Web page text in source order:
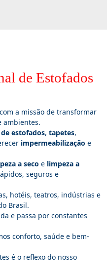
de Estofados
a missão de transformar
ambientes.
estofados, tapetes,
impermeabilização e
a seco e limpeza a
seguros e
hotéis, teatros, indústrias e
Brasil.
e passa por constantes
conforto, saúde e bem-
é o reflexo do nosso